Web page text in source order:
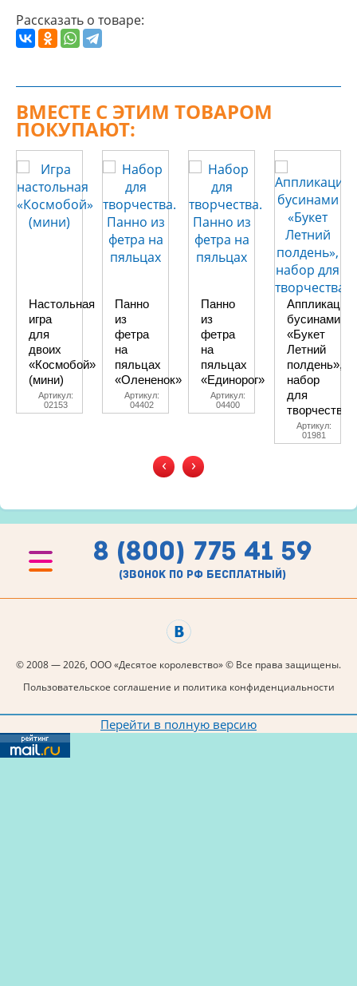
Рассказать о товаре:
ВМЕСТЕ С ЭТИМ ТОВАРОМ
ПОКУПАЮТ:
Настольная
игра
для
двоих
«Космобой»
(мини)
Артикул:
02153
Панно
из
фетра
на
пяльцах
«Олененок»
Артикул:
04402
Панно
из
фетра
на
пяльцах
«Единорог»
Артикул:
04400
Аппликация
бусинами
«Букет
Летний
полдень»,
набор
для
творчества
Артикул:
01981
‹ ›
8 (800) 775 41 59
(звонок по рф бесплатный)
© 2008 — 2026, ООО «Десятое королевство» © Все права защищены.
Пользовательское соглашение и политика конфиденциальности
Перейти в полную версию